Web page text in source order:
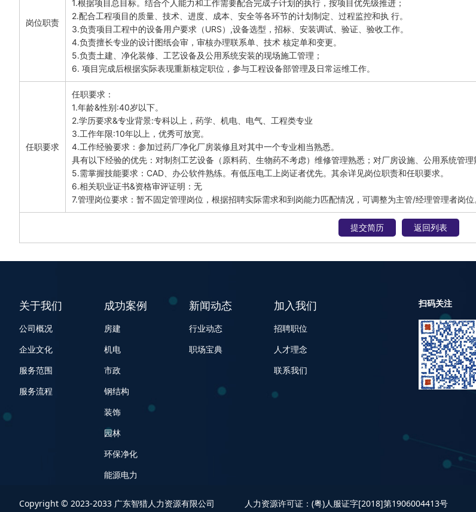
岗位职责
1.根据项目总目标。结合个人能力和工作需要配合完成子计划的执行，按项目优先级推进；
2.配合工程项目的质量、技术、进度、成本、安全等各环节的计划制定、过程监控和执 行。
3.负责项目工程中的设备用户要求（URS）,设备选型，招标、安装调试、验证、验收工作。
4.负责擅长专业的设计图纸会审，审核办理联系单、技术 核定单和变更。
5.负责土建、净化装修、工艺设备及公用系统安装的现场施工管理；
6. 项目完成后根据实际表现重新核定职位，参与工程设备部管理及日常运维工作。
任职要求
任职要求：
1.年龄&性别:40岁以下。
2.学历要求&专业背景:专科以上，药学、机电、电气、工程类专业
3.工作年限:10年以上，优秀可放宽。
4.工作经验要求：参加过药厂净化厂房装修且对其中一个专业相当熟悉。
具有以下经验的优先：对制剂工艺设备（原料药、生物药不考虑）维修管理熟悉；对厂房设施、公用系统管
5.需掌握技能要求：CAD、办公软件熟练。有低压电工上岗证者优先。其余详见岗位职责和任职要求。
6.相关职业证书&资格审评证明：无
7.管理岗位要求：暂不固定管理岗位，根据招聘实际需求和到岗能力匹配情况，可调整为主管/经理管理者岗位
提交简历 返回列表
关于我们
公司概况
企业文化
服务范围
服务流程
成功案例
房建
机电
市政
钢结构
装饰
园林
环保净化
能源电力
新闻动态
行业动态
职场宝典
加入我们
招聘职位
人才理念
联系我们
扫码关注
Copyright © 2023-2033 广东智猎人力资源有限公司 人力资源许可证：(粤)人服证字[2018]第1906004413号